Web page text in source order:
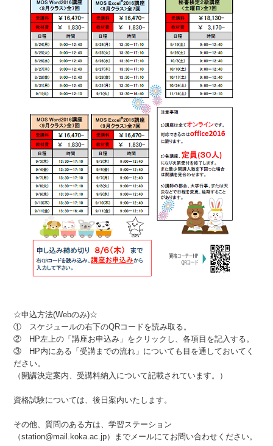
☆申込方法(Webのみ)☆
① スケジュールの右下のQRコードを読み取る。
② HP左上の「講座お申込み」をクリックし、各項目を記入する。
③ HP内にある「受講までの流れ」についても目を通しておいてく
ださい。
（開講決定案内、受講料納入について記載されています。）
資格試験については、後日案内いたします。
その他、質問のある方は、学習ステーション
（station@mail.koka.ac.jp）までメールにてお問い合わせください。